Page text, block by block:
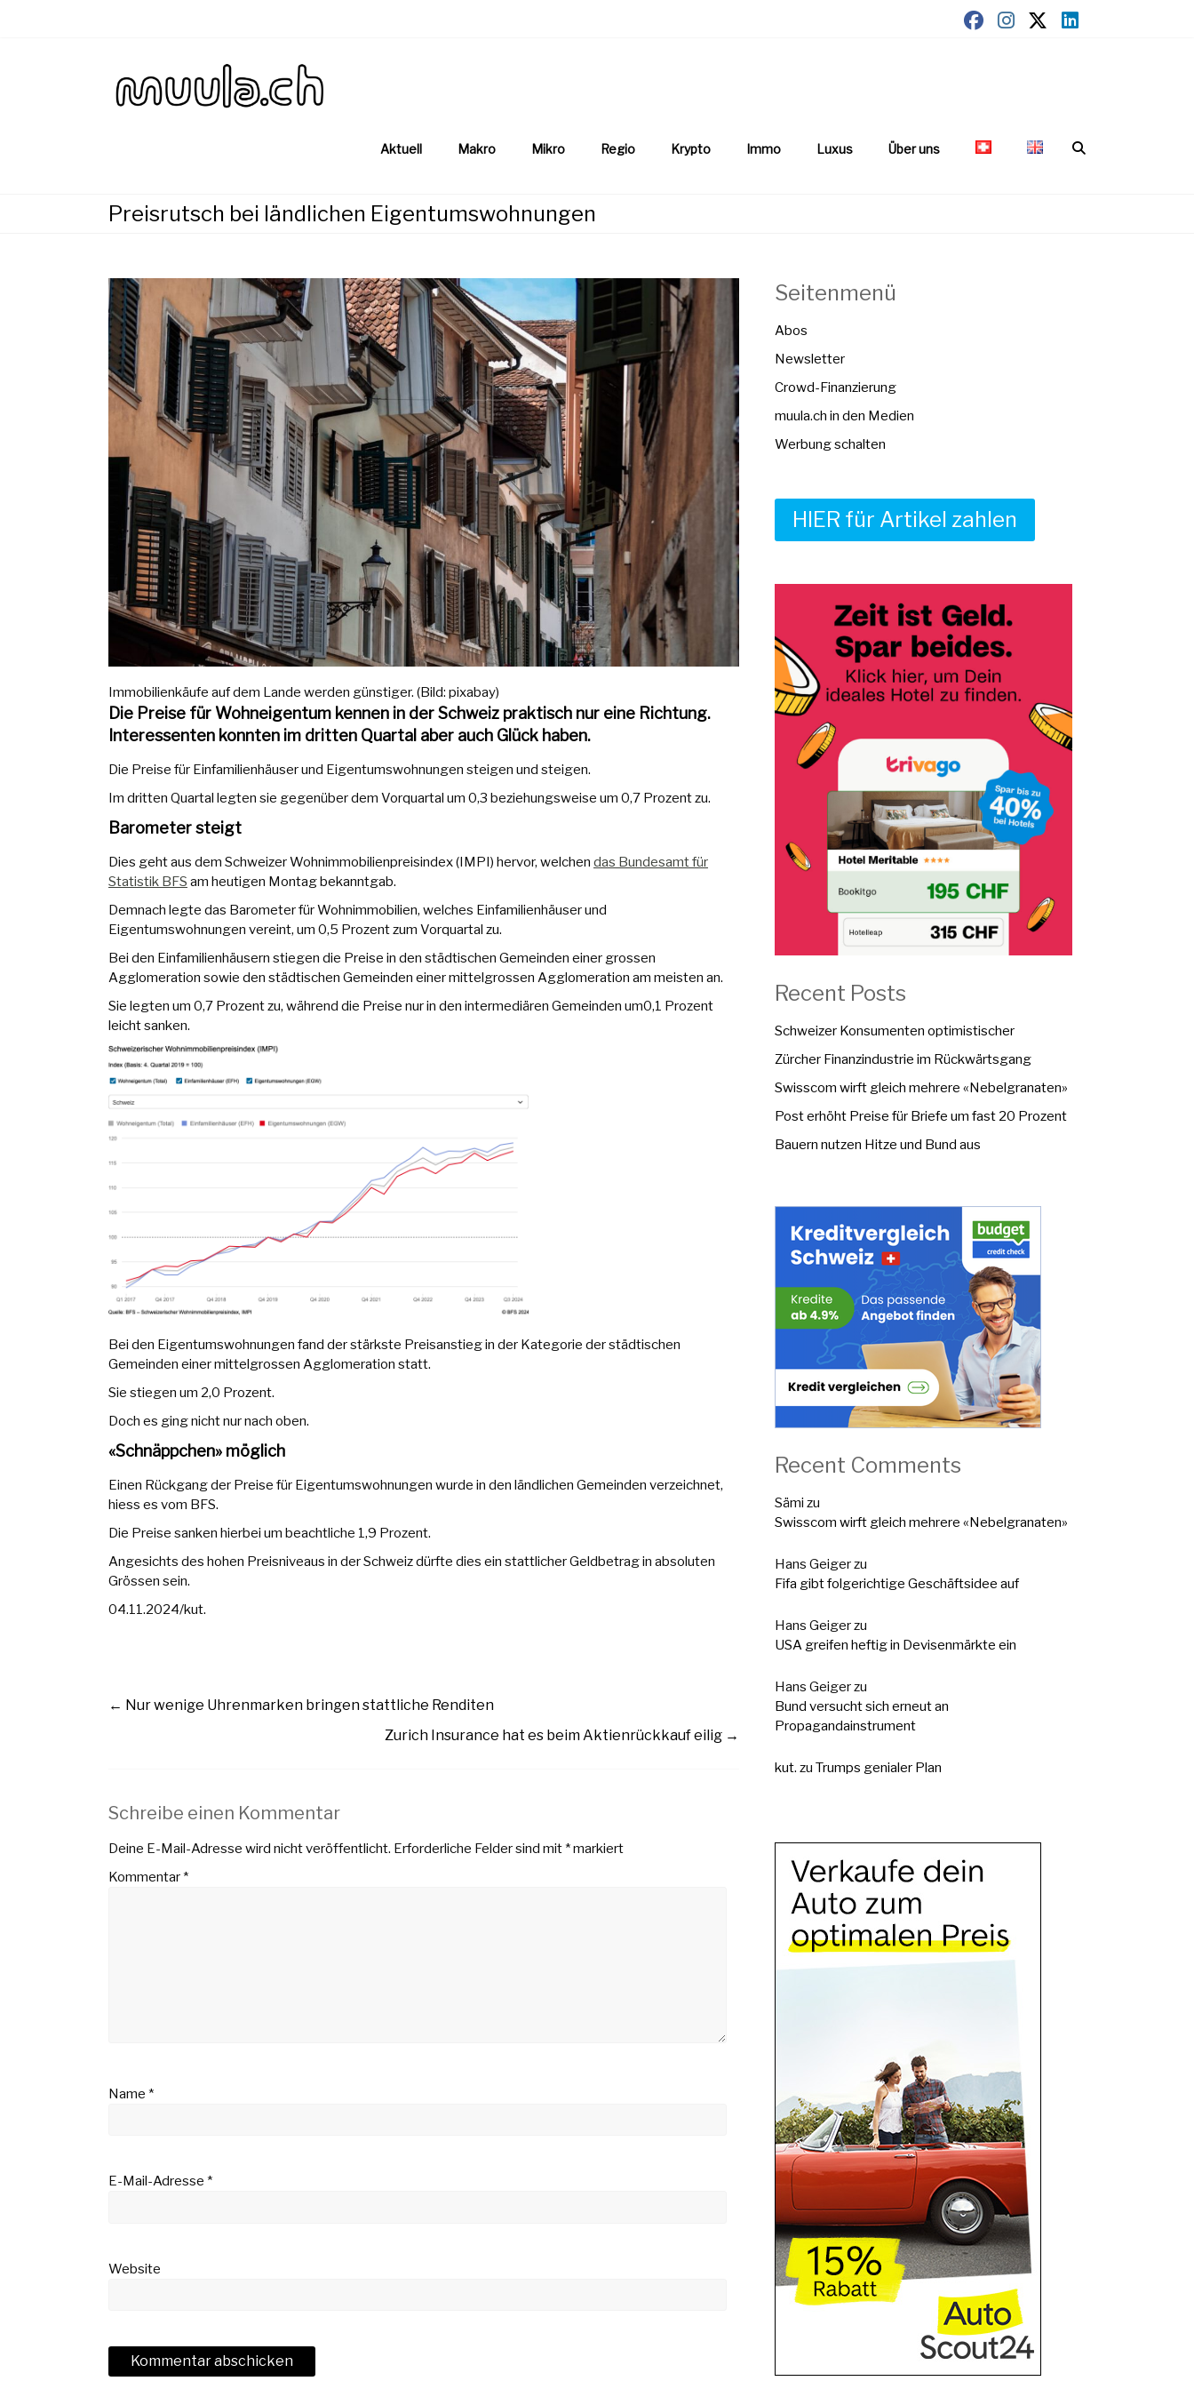
Aktuell Makro Mikro Regio Krypto Immo Luxus Über uns
Preisrutsch bei ländlichen Eigentumswohnungen
Immobilienkäufe auf dem Lande werden günstiger. (Bild: pixabay)
Die Preise für Wohneigentum kennen in der Schweiz praktisch nur eine Richtung.
Interessenten konnten im dritten Quartal aber auch Glück haben.
Die Preise für Einfamilienhäuser und Eigentumswohnungen steigen und steigen.
Im dritten Quartal legten sie gegenüber dem Vorquartal um 0,3 beziehungsweise um 0,7 Prozent zu.
Barometer steigt
Dies geht aus dem Schweizer Wohnimmobilienpreisindex (IMPI) hervor, welchen das Bundesamt für
Statistik BFS am heutigen Montag bekanntgab.
Demnach legte das Barometer für Wohnimmobilien, welches Einfamilienhäuser und
Eigentumswohnungen vereint, um 0,5 Prozent zum Vorquartal zu.
Bei den Einfamilienhäusern stiegen die Preise in den städtischen Gemeinden einer grossen
Agglomeration sowie den städtischen Gemeinden einer mittelgrossen Agglomeration am meisten an.
Sie legten um 0,7 Prozent zu, während die Preise nur in den intermediären Gemeinden um0,1 Prozent
leicht sanken.
Bei den Eigentumswohnungen fand der stärkste Preisanstieg in der Kategorie der städtischen
Gemeinden einer mittelgrossen Agglomeration statt.
Sie stiegen um 2,0 Prozent.
Doch es ging nicht nur nach oben.
«Schnäppchen» möglich
Einen Rückgang der Preise für Eigentumswohnungen wurde in den ländlichen Gemeinden verzeichnet,
hiess es vom BFS.
Die Preise sanken hierbei um beachtliche 1,9 Prozent.
Angesichts des hohen Preisniveaus in der Schweiz dürfte dies ein stattlicher Geldbetrag in absoluten
Grössen sein.
04.11.2024/kut.
← Nur wenige Uhrenmarken bringen stattliche Renditen
Zurich Insurance hat es beim Aktienrückkauf eilig →
Schreibe einen Kommentar
Deine E-Mail-Adresse wird nicht veröffentlicht. Erforderliche Felder sind mit*markiert
Kommentar*
Name *
E-Mail-Adresse *
Website
Seitenmenü
Abos
Newsletter
Crowd-Finanzierung
muula.ch in den Medien
Werbung schalten
HIER für Artikel zahlen
Recent Posts
Schweizer Konsumenten optimistischer
Zürcher Finanzindustrie im Rückwärtsgang
Swisscom wirft gleich mehrere «Nebelgranaten»
Post erhöht Preise für Briefe um fast 20 Prozent
Bauern nutzen Hitze und Bund aus
Recent Comments
Sämi zu
Swisscom wirft gleich mehrere «Nebelgranaten»
Hans Geigerzu
Fifa gibt folgerichtige Geschäftsidee auf
Hans Geigerzu
USA greifen heftig in Devisenmärkte ein
Hans Geigerzu
Bund versucht sich erneut an
Propagandainstrument
kut. zu Trumps genialer Plan